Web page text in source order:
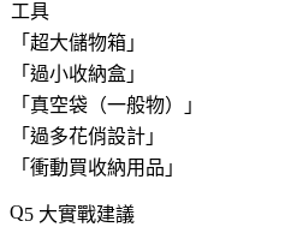
工具
「 超大儲物箱 」
「 過小收納盒 」
「 真空袋（一般物） 」
「 過多花俏設計 」
「 衝動買收納用品 」
5 大實戰建議